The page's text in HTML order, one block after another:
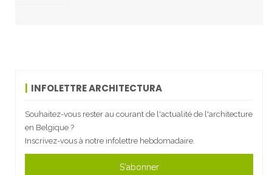
INFOLETTRE ARCHITECTURA
Souhaitez-vous rester au courant de l'actualité de l'architecture
en Belgique ?
Inscrivez-vous à notre infolettre hebdomadaire.
S'abonner